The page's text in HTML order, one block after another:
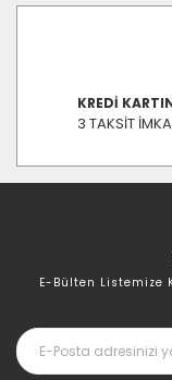
KREDİ
3 TAKSİT
E-Bülten Listemize